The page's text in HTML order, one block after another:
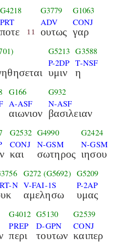
G4218
PRT
ποτε 11
G3779
ADV
ουτως
G1063
CONJ
γαρ
G5213
P-2DP
υμιν
G3588
T-NSF
η
G166
A-ASF
αιωνιον
G932
N-ASF
βασιλειαν
G2532
CONJ
και
G4990
N-GSM
σωτηρος
G2424
N-GSM
ιησου
N
G272 (G5692)
V-FAI-1S
αμελησω
G5209
P-2AP
υμας
G4012
PREP
περι
G5130
D-GPN
τουτων
G2539
CONJ
καιπερ